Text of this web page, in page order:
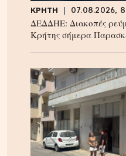
ΚΡΗΤΗ 07.08.2026,
ΔΕΔΔΗΕ: Διακοπές
Κρήτης σήμερα